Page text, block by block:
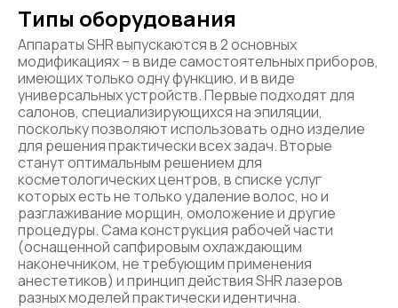
Типы оборудования
Аппараты SHR выпускаются в 2 основных
модификациях – в виде самостоятельных приборов,
имеющих только одну функцию, и в виде
универсальных устройств. Первые подходят для
салонов, специализирующихся на эпиляции,
поскольку позволяют использовать одно изделие
для решения практически всех задач. Вторые
станут оптимальным решением для
косметологических центров, в списке услуг
которых есть не только удаление волос, но и
разглаживание морщин, омоложение и другие
процедуры. Сама конструкция рабочей части
(оснащенной сапфировым охлаждающим
наконечником, не требующим применения
анестетиков) и принцип действия SHR лазеров
разных моделей практически идентична.